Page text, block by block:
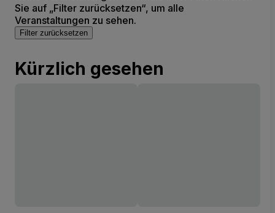
Sie auf „Filter zurücksetzen“, um alle
Veranstaltungen zu sehen.
Filter zurücksetzen
Kürzlich gesehen